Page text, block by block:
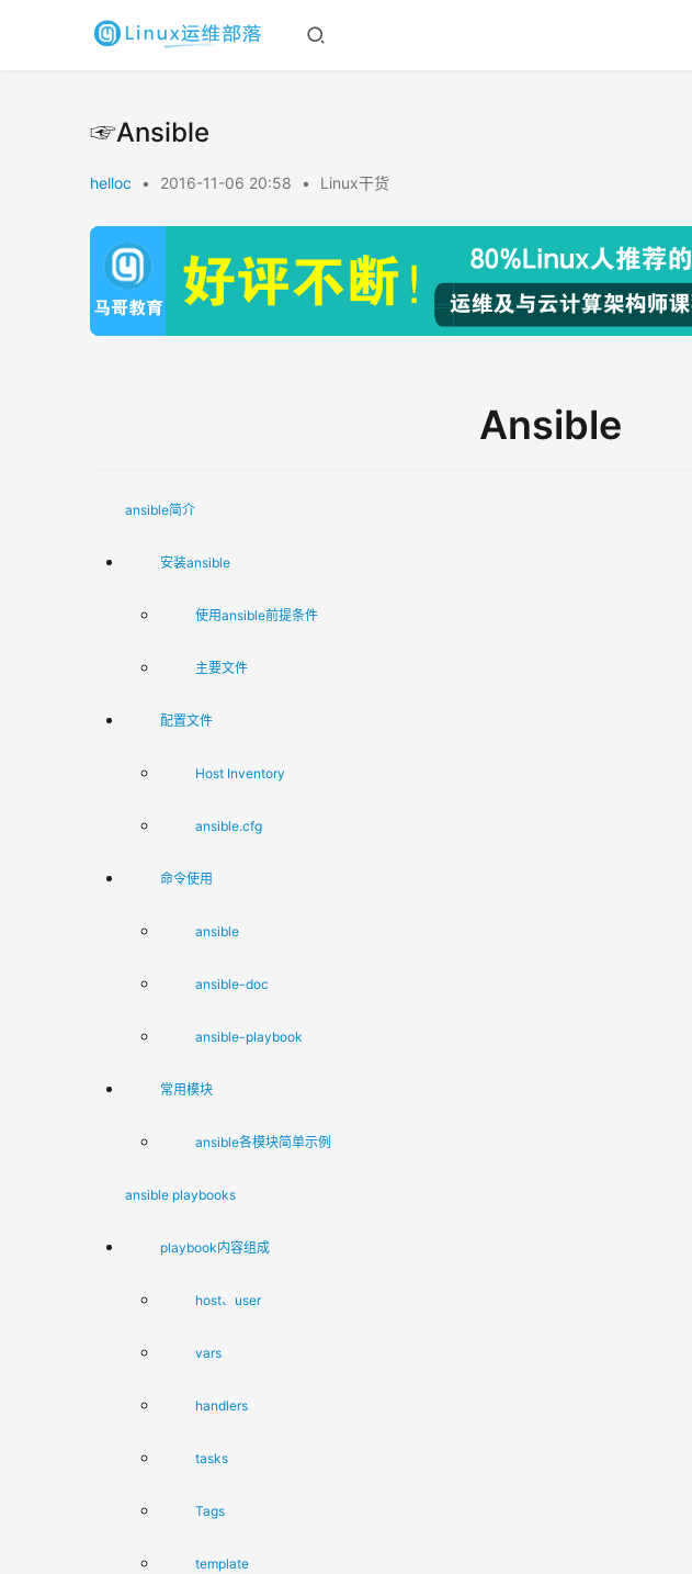
☞Ansible
helloc • 2016-11-06 20:58 • Linux干货
Ansible
ansible简介
安装ansible
使用ansible前提条件
主要文件
配置文件
Host Inventory
ansible.cfg
命令使用
ansible
ansible-doc
ansible-playbook
常用模块
ansible各模块简单示例
ansible playbooks
playbook内容组成
host、user
vars
handlers
tasks
Tags
template